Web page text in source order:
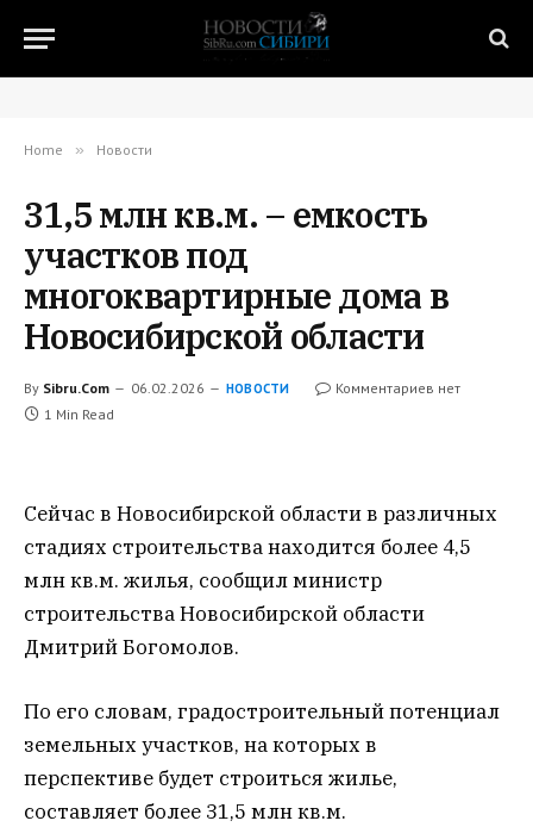
Home » Новости
31,5 млн кв.м. – емкость
участков под
многоквартирные дома в
Новосибирской области
By Sibru.Com 06.02.2026 НОВОСТИ
Комментариев нет
1 Min Read
Сейчас в Новосибирской области в различных
стадиях строительства находится более 4,5
млн кв.м. жилья, сообщил министр
строительства Новосибирской области
Дмитрий Богомолов.
По его словам, градостроительный потенциал
земельных участков, на которых в
перспективе будет строиться жилье,
составляет более 31,5 млн кв.м.